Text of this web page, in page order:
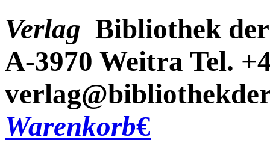
Verlag Bibliothek
A-3970 Weitra Tel.
Warenkorb€